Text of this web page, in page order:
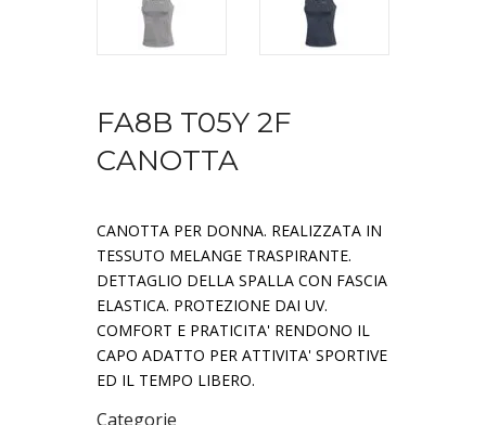
FA8B T05Y 2F
CANOTTA
CANOTTA PER DONNA. REALIZZATA IN
TESSUTO MELANGE TRASPIRANTE.
DETTAGLIO DELLA SPALLA CON FASCIA
ELASTICA. PROTEZIONE DAI UV.
COMFORT E PRATICITA' RENDONO IL
CAPO ADATTO PER ATTIVITA' SPORTIVE
ED IL TEMPO LIBERO.
Categorie